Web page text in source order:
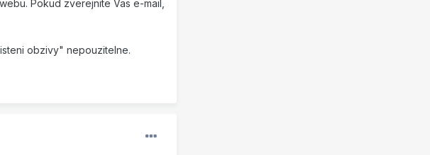
Pokud zverejnite Vas e-mail,
obzivy" nepouzitelne.